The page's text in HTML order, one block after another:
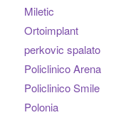
Miletic
Ortoimplant
perkovic spalato
Policlinico Arena
Policlinico Smile
Polonia